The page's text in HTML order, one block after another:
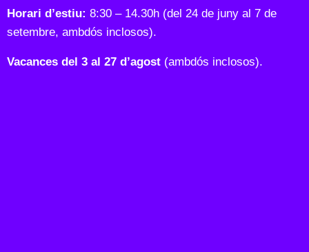
Horari d’estiu: 8:30 – 14.30h (del 24 de juny al 7 de
setembre, ambdós inclosos).
Vacances del 3 al 27 d’agost (ambdós inclosos).